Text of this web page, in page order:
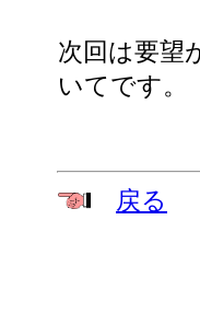
次回は要望
いてです。
戻る